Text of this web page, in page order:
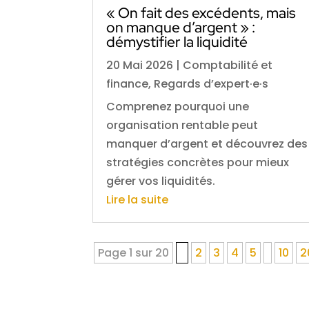
« On fait des excédents, mais
on manque d’argent » :
démystifier la liquidité
20 Mai 2026 | Comptabilité et
finance, Regards d’expert·e·s
Comprenez pourquoi une
organisation rentable peut
manquer d’argent et découvrez des
stratégies concrètes pour mieux
gérer vos liquidités.
Lire la suite
Page 1 sur 20 2 3 4 5 10